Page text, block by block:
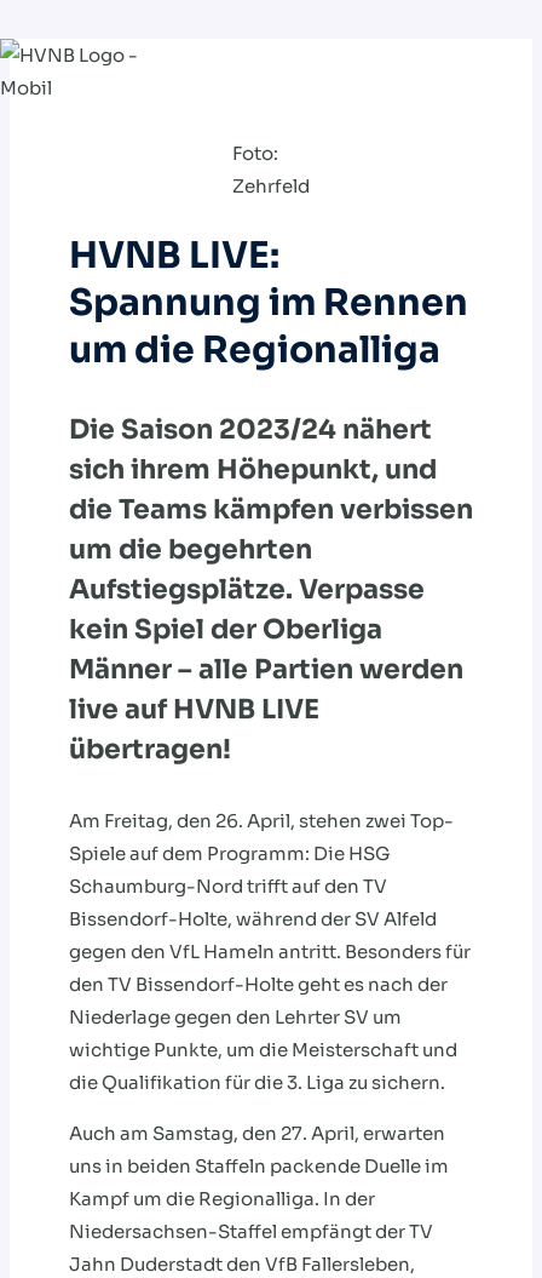
Zum
Inhalt
Foto:
Zehrfeld
HVNB LIVE:
Spannung im Rennen
um die Regionalliga
Die Saison 2023/24 nähert
sich ihrem Höhepunkt, und
die Teams kämpfen verbissen
um die begehrten
Aufstiegsplätze. Verpasse
kein Spiel der Oberliga
Männer – alle Partien werden
live auf HVNB LIVE
übertragen!
Am Freitag, den 26. April, stehen zwei Top-
Spiele auf dem Programm: Die HSG
Schaumburg-Nord trifft auf den TV
Bissendorf-Holte, während der SV Alfeld
gegen den VfL Hameln antritt. Besonders für
den TV Bissendorf-Holte geht es nach der
Niederlage gegen den Lehrter SV um
wichtige Punkte, um die Meisterschaft und
die Qualifikation für die 3. Liga zu sichern.
Auch am Samstag, den 27. April, erwarten
uns in beiden Staffeln packende Duelle im
Kampf um die Regionalliga. In der
Niedersachsen-Staffel empfängt der TV
Jahn Duderstadt den VfB Fallersleben,